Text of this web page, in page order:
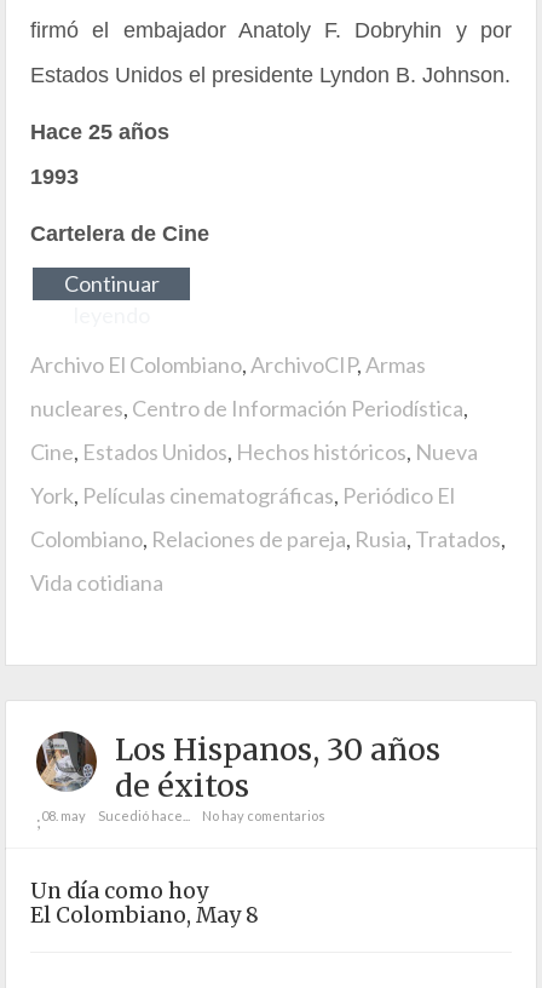
firmó el embajador Anatoly F. Dobryhin y por
Estados Unidos el presidente Lyndon B. Johnson.
Hace 25 años
1993
Cartelera de Cine
Continuar
Archivo El Colombiano,ArchivoCIP,Armas
nucleares, Centro de Información Periodística,
Cine, Estados Unidos, Hechos históricos, Nueva
York, Películas cinematográficas, Periódico El
Colombiano, Relaciones de pareja, Rusia, Tratados,
Vida cotidiana
Los Hispanos, 30 años
de éxitos
;08. may Sucedió hace... No hay comentarios
Un día como hoy
El Colombiano, May 8